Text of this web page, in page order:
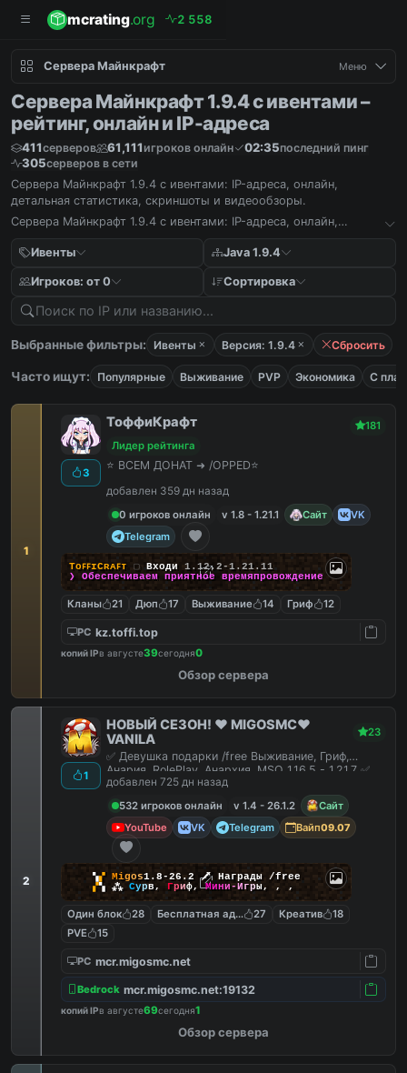
mcrating.org 2 558
Сервера Майнкрафт Меню
Сервера Майнкрафт 1.9.4 с ивентами –
рейтинг, онлайн и IP-адреса
411серверов 61,111 игроков онлайн 02:35последний пинг
305серверов в сети
Сервера Майнкрафт 1.9.4 с ивентами: IP-адреса, онлайн,
детальная статистика, скриншоты и видеообзоры.
Сервера Майнкрафт 1.9.4 с ивентами: IP-адреса, онлайн,
Ивенты
Java 1.9.4
Игроков: от 0 Сортировка
Выбранные фильтры: Ивенты Версия: 1.9.4 Сбросить
Часто ищут: Популярные Выживание PVP Экономика С
1
3
ТоффиКрафт
181
Лидер рейтинга
⭐ ВСЕМ ДОНАТ ➜ /OPPED⭐
добавлен 359 дн назад
0 игроков онлайн
v 1.8 - 1.21.1 Сайт
VK
Telegram
TᴏꜰꜰɪCʀᴀꜰᴛ ▢ Входи 1.12.2-1.21.11
❯ Обеспечиваем приятное времяпровождение
Кланы 21 Дюп 17 Выживание 14 Гриф 12
PC kz.toffi.top
копий IPв августе39сегодня0
Обзор сервера
2
1
НОВЫЙ СЕЗОН! ❤️ MIGOSMC❤️
VANILA
23
✅ Девушка подарки /free Выживание, Гриф,
Анария, RolePlay, Анархия, MSO 1.16.5 - 1.21.7 ✅
добавлен 725 дн назад
532 игроков онлайн
v 1.4 - 26.1.2
Сайт
YouTube
VK Telegram Вайп09.07
▚▞ Migos1.8-26.2🗡 Награды /free
▞▚ ⁂ Сурв, Гриф,Мини-Игры, , ,
Один блок 28 Бесплатная админка
27 Креатив
18
PVE
15
PC mcr.migosmc.net
Bedrock mcr.migosmc.net:19132
копий IPв августе69сегодня1
Обзор сервера